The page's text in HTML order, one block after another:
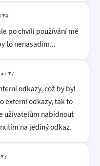
▼4
po chvíli používání mě
to nenasadím...
▲7 ▼7
odkazy, což by byl
externí odkazy, tak to
uživatelům nabídnout
na jediný odkaz.